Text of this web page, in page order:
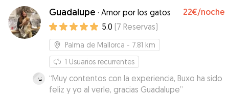
conocido 🥰
Guadalupe · Amor por los gatos 22€/noche
5.0 (7 Reservas)
Palma de Mallorca - 7.81 km
1 Usuarios recurrentes
“Muy contentos con la experiencia, Buxo ha sido
feliz y yo al verle, gracias Guadalupe”